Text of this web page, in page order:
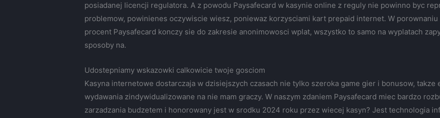
posiadanej licencji regulatora. A z powodu Paysafecard w kasynie online z reguly nie powinno byc
problemow, powinienes oczywiscie wiesz, poniewaz korzysciami kart prepaid internet. W
procent Paysafecard konczy sie do zakresie anonimowosci wplat, wszystko to samo na wyplatach
sposoby na.
Udostepniamy wskazowki calkowicie twoje gosciom
Kasyna internetowe dostarczaja w dzisiejszych czasach nie tylko szeroka game gier i bonusow,
wydawania zindywidualizowane na nie mam graczy. W naszym zdaniem Paysafecard miec bardzo
zarzadzania budzetem i honorowany jest w srodku 2024 roku przez wiecej kasyn? Jest technologia